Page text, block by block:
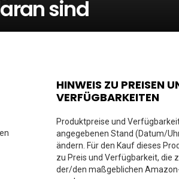
sind
HINWEIS ZU PREISEN
VERFÜGBARKEITEN
Produktpreise und
angegebenen Stand (Datum/
ändern. Für den Kauf dieses
zu Preis und Verfügbarkeit, die
der/den maßgeblichen